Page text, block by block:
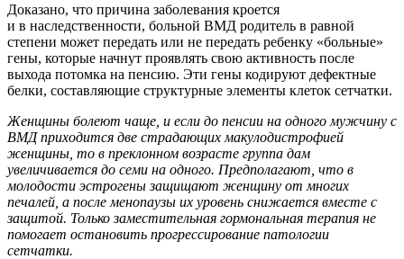
Доказано, что причина заболевания кроется
и в наследственности, больной ВМД родитель в равной
степени может передать или не передать ребенку «больные»
гены, которые начнут проявлять свою активность после
выхода потомка на пенсию. Эти гены кодируют дефектные
белки, составляющие структурные элементы клеток сетчатки.
Женщины болеют чаще, и если до пенсии на одного мужчину с
ВМД приходится две страдающих макулодистрофией
женщины, то в преклонном возрасте группа дам
увеличивается до семи на одного. Предполагают, что в
молодости эстрогены защищают женщину от многих
печалей, а после менопаузы их уровень снижается вместе с
защитой. Только заместительная гормональная терапия не
помогает остановить прогрессирование патологии
сетчатки.